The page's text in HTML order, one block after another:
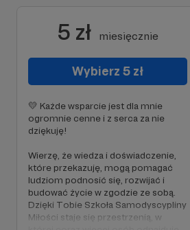
5 zł miesięcznie
Wybierz 5 zł
💛 Każde wsparcie jest dla mnie
ogromnie cenne i z serca za nie
dziękuję!
Wierzę, że wiedza i doświadczenie,
które przekazuję, mogą pomagać
ludziom podnosić się, rozwijać i
budować życie w zgodzie ze sobą.
Dzięki Tobie Szkoła Samodyscypliny
Miłości staje się przestrzenią, w